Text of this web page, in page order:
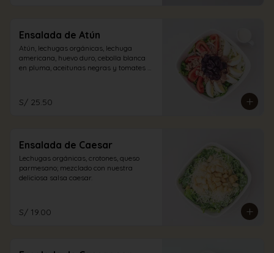
Ensalada de Atún
Atún, lechugas orgánicas, lechuga
americana, huevo duro, cebolla blanca
en pluma, aceitunas negras y tomates
S/ 25.50
Ensalada de Caesar
Lechugas orgánicas, crotones, queso
parmesano; mezclado con nuestra
deliciosa salsa caesar.
S/ 19.00